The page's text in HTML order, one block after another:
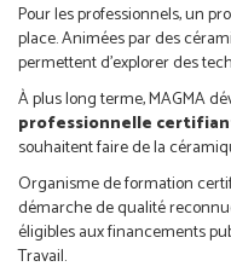
Pour les professionnels, un
place. Animées par des
permettent d’explorer des
À plus long terme, MAGMA
professionnelle
souhaitent faire de la
Organisme de formation
démarche de qualité
éligibles aux financements
Travail.